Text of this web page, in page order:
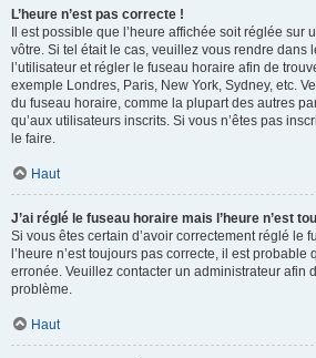
L’heure n’est pas correcte !
Il est possible que l’heure affichée soit réglée sur
vôtre. Si tel était le cas, veuillez vous rendre dans
l’utilisateur et régler le fuseau horaire afin de
exemple Londres, Paris, New York, Sydney, etc.
du fuseau horaire, comme la plupart des autres
qu’aux utilisateurs inscrits. Si vous n’êtes pas
le faire.
Haut
J’ai réglé le fuseau horaire mais l’heure n’est
Si vous êtes certain d’avoir correctement réglé le
l’heure n’est toujours pas correcte, il est probable
erronée. Veuillez contacter un administrateur afin
problème.
Haut